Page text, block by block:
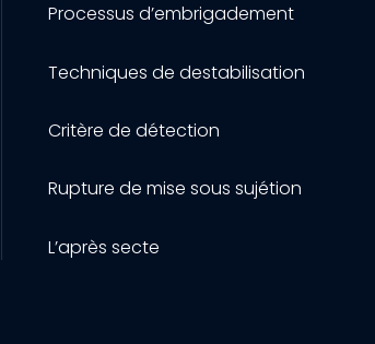
Processus d’embrigadement
Techniques de destabilisation
Critère de détection
Rupture de mise sous sujétion
L’après secte